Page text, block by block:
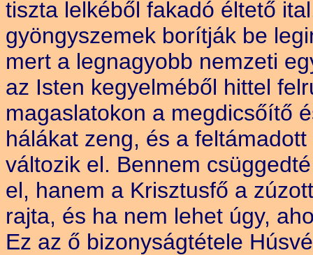
tiszta lelkéből fakadó éltető
gyöngyszemek borítják be
mert a legnagyobb nemzeti
az Isten kegyelméből hittel
magaslatokon a megdicsőítő
hálákat zeng, és a
változik el. Bennem
el, hanem a Krisztusfő a
rajta, és ha nem lehet úgy,
Ez az ő bizonyságtétele